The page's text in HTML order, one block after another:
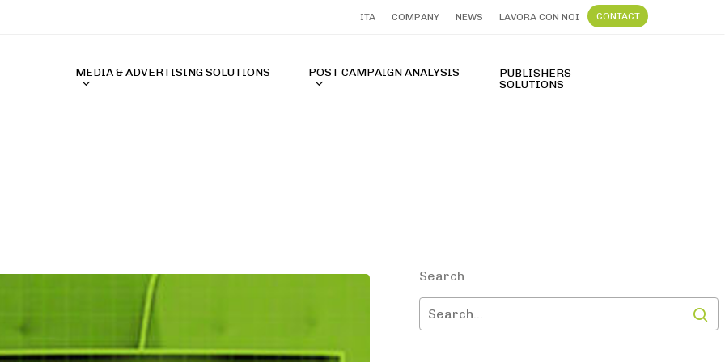
ITA COMPANY NEWS LAVORA CON NOI CONTACT
MEDIA & ADVERTISING SOLUTIONS POST CAMPAIGN ANALYSIS
PUBLISHERS
SOLUTIONS
Search
Terbaik 2026